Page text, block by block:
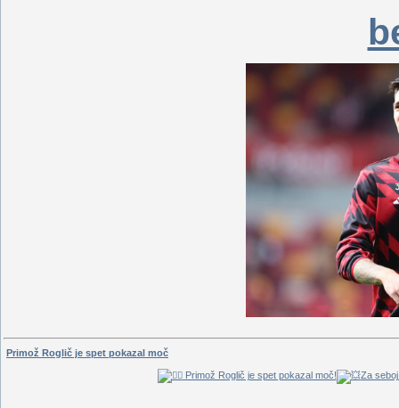
Primož Roglič je spet pokazal moč
Primož Roglič je spet pokazal moč! Za